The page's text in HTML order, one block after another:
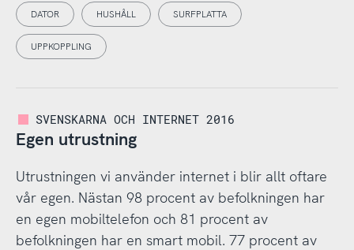
DATOR HUSHÅLL SURFPLATTA
UPPKOPPLING
SVENSKARNA OCH INTERNET 2016
Egen utrustning
Utrustningen vi använder internet i blir allt oftare
vår egen. Nästan 98 procent av befolkningen har
en egen mobiltelefon och 81 procent av
befolkningen har en smart mobil. 77 procent av